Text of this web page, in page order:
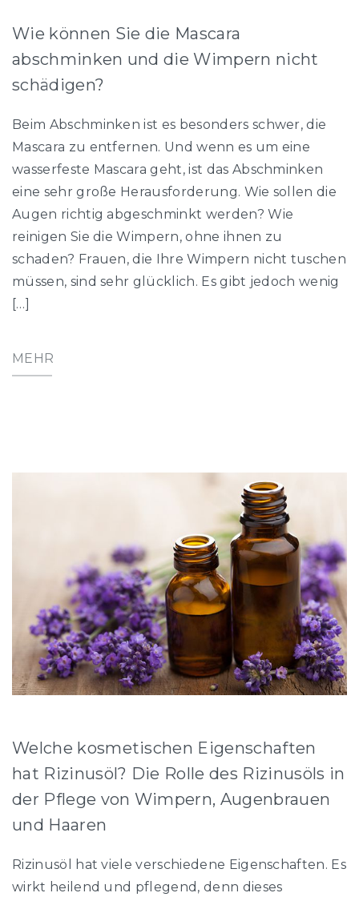
Wie können Sie die Mascara
abschminken und die Wimpern nicht
schädigen?
Beim Abschminken ist es besonders schwer, die
Mascara zu entfernen. Und wenn es um eine
wasserfeste Mascara geht, ist das Abschminken
eine sehr große Herausforderung. Wie sollen die
Augen richtig abgeschminkt werden? Wie
reinigen Sie die Wimpern, ohne ihnen zu
schaden? Frauen, die Ihre Wimpern nicht tuschen
müssen, sind sehr glücklich. Es gibt jedoch wenig
[…]
MEHR
Welche kosmetischen Eigenschaften
hat Rizinusöl? Die Rolle des Rizinusöls in
der Pflege von Wimpern, Augenbrauen
und Haaren
Rizinusöl hat viele verschiedene Eigenschaften. Es
wirkt heilend und pflegend, denn dieses